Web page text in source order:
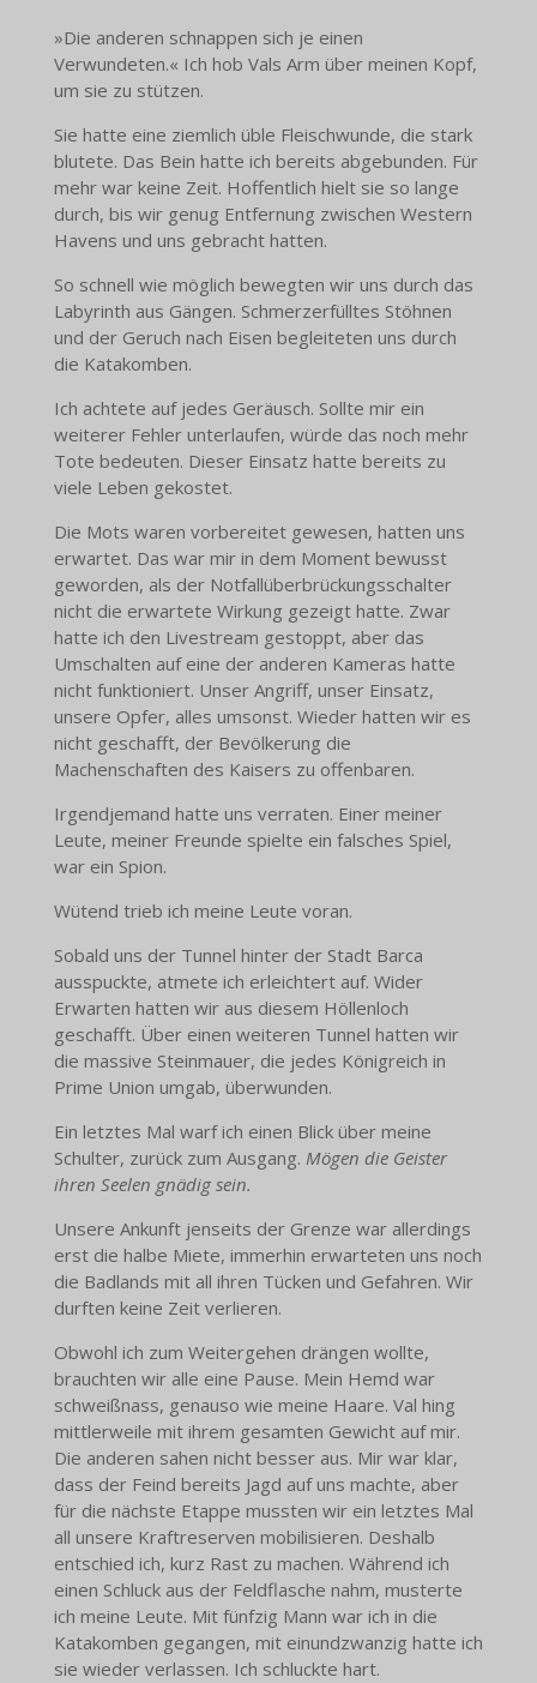
»Die anderen schnappen sich je einen
Verwundeten.« Ich hob Vals Arm über meinen Kopf,
um sie zu stützen.
Sie hatte eine ziemlich üble Fleischwunde, die stark
blutete. Das Bein hatte ich bereits abgebunden. Für
mehr war keine Zeit. Hoffentlich hielt sie so lange
durch, bis wir genug Entfernung zwischen Western
Havens und uns gebracht hatten.
So schnell wie möglich bewegten wir uns durch das
Labyrinth aus Gängen. Schmerzerfülltes Stöhnen
und der Geruch nach Eisen begleiteten uns durch
die Katakomben.
Ich achtete auf jedes Geräusch. Sollte mir ein
weiterer Fehler unterlaufen, würde das noch mehr
Tote bedeuten. Dieser Einsatz hatte bereits zu
viele Leben gekostet.
Die Mots waren vorbereitet gewesen, hatten uns
erwartet. Das war mir in dem Moment bewusst
geworden, als der Notfallüberbrückungsschalter
nicht die erwartete Wirkung gezeigt hatte. Zwar
hatte ich den Livestream gestoppt, aber das
Umschalten auf eine der anderen Kameras hatte
nicht funktioniert. Unser Angriff, unser Einsatz,
unsere Opfer, alles umsonst. Wieder hatten wir es
nicht geschafft, der Bevölkerung die
Machenschaften des Kaisers zu offenbaren.
Irgendjemand hatte uns verraten. Einer meiner
Leute, meiner Freunde spielte ein falsches Spiel,
war ein Spion.
Wütend trieb ich meine Leute voran.
Sobald uns der Tunnel hinter der Stadt Barca
ausspuckte, atmete ich erleichtert auf. Wider
Erwarten hatten wir aus diesem Höllenloch
geschafft. Über einen weiteren Tunnel hatten wir
die massive Steinmauer, die jedes Königreich in
Prime Union umgab, überwunden.
Ein letztes Mal warf ich einen Blick über meine
Schulter, zurück zum Ausgang. Mögen die Geister
ihren Seelen gnädig sein.
Unsere Ankunft jenseits der Grenze war allerdings
erst die halbe Miete, immerhin erwarteten uns noch
die Badlands mit all ihren Tücken und Gefahren. Wir
durften keine Zeit verlieren.
Obwohl ich zum Weitergehen drängen wollte,
brauchten wir alle eine Pause. Mein Hemd war
schweißnass, genauso wie meine Haare. Val hing
mittlerweile mit ihrem gesamten Gewicht auf mir.
Die anderen sahen nicht besser aus. Mir war klar,
dass der Feind bereits Jagd auf uns machte, aber
für die nächste Etappe mussten wir ein letztes Mal
all unsere Kraftreserven mobilisieren. Deshalb
entschied ich, kurz Rast zu machen. Während ich
einen Schluck aus der Feldflasche nahm, musterte
ich meine Leute. Mit fünfzig Mann war ich in die
Katakomben gegangen, mit einundzwanzig hatte ich
sie wieder verlassen. Ich schluckte hart.